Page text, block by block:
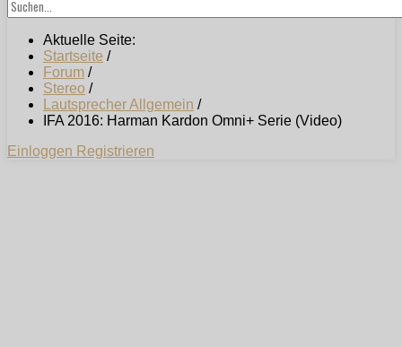
Aktuelle Seite:
Startseite /
Forum /
Stereo /
Lautsprecher Allgemein /
IFA 2016: Harman Kardon Omni+ Serie (Video)
Einloggen Registrieren